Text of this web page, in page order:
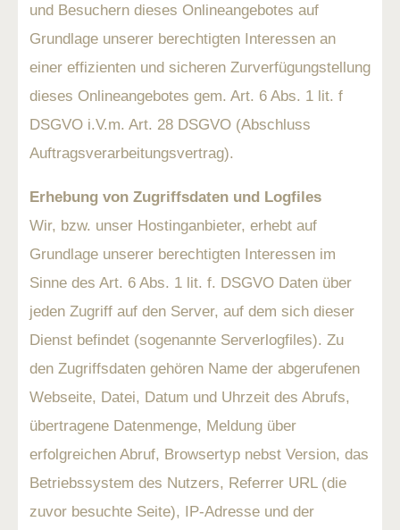
und Besuchern dieses Onlineangebotes auf
Grundlage unserer berechtigten Interessen an
einer effizienten und sicheren Zurverfügungstellung
dieses Onlineangebotes gem. Art. 6 Abs. 1 lit. f
DSGVO i.V.m. Art. 28 DSGVO (Abschluss
Auftragsverarbeitungsvertrag).
Erhebung von Zugriffsdaten und Logfiles
Wir, bzw. unser Hostinganbieter, erhebt auf
Grundlage unserer berechtigten Interessen im
Sinne des Art. 6 Abs. 1 lit. f. DSGVO Daten über
jeden Zugriff auf den Server, auf dem sich dieser
Dienst befindet (sogenannte Serverlogfiles). Zu
den Zugriffsdaten gehören Name der abgerufenen
Webseite, Datei, Datum und Uhrzeit des Abrufs,
übertragene Datenmenge, Meldung über
erfolgreichen Abruf, Browsertyp nebst Version, das
Betriebssystem des Nutzers, Referrer URL (die
zuvor besuchte Seite), IP-Adresse und der